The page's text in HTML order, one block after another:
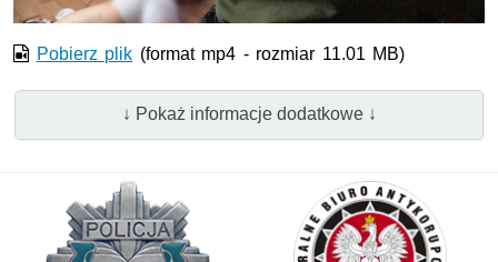
Pobierz plik (format mp4 - rozmiar 11.01 MB)
↓ Pokaż informacje dodatkowe ↓